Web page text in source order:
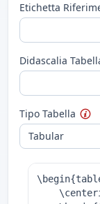
Etichetta
Didascalia
Tipo Tabella